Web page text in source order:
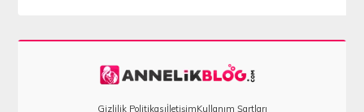
Gizlilik PolitikasıİletişimKullanım Şartları